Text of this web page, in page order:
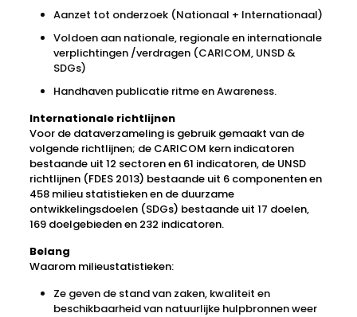
Aanzet tot onderzoek (Nationaal + Internationaal)
Voldoen aan nationale, regionale en internationale
verplichtingen /verdragen (CARICOM, UNSD &
SDGs)
Handhaven publicatie ritme en Awareness.
Internationale richtlijnen
Voor de dataverzameling is gebruik gemaakt van de
volgende richtlijnen; de CARICOM kern indicatoren
bestaande uit 12 sectoren en 61 indicatoren, de UNSD
richtlijnen (FDES 2013) bestaande uit 6 componenten en
458 milieu statistieken en de duurzame
ontwikkelingsdoelen (SDGs) bestaande uit 17 doelen,
169 doelgebieden en 232 indicatoren.
Belang
Waarom milieustatistieken:
Ze geven de stand van zaken, kwaliteit en
beschikbaarheid van natuurlijke hulpbronnen weer